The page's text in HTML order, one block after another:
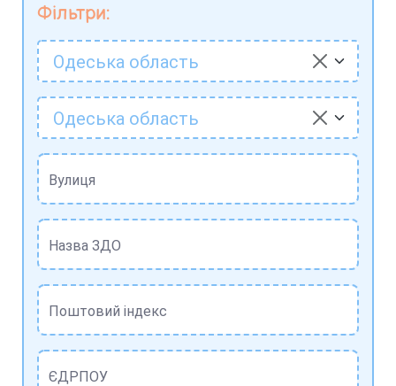
Фільтри:
Одеська область
Одеська область
Вулиця
Назва ЗДО
Поштовий індекс
ЄДРПОУ